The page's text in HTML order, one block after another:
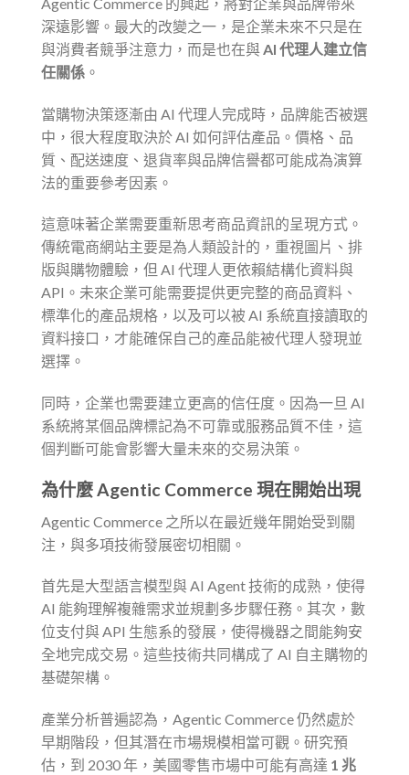
深遠影響。最大的改變之一，是企業未來不只是在
與消費者競爭注意力，而是也在與 AI 代理人建立信
任關係 。
當購物決策逐漸由 AI 代理人完成時，品牌能否被選
中，很大程度取決於 AI 如何評估產品。價格、品
質、配送速度、退貨率與品牌信譽都可能成為演算
法的重要參考因素。
這意味著企業需要重新思考商品資訊的呈現方式。
傳統電商網站主要是為人類設計的，重視圖片、排
版與購物體驗，但 AI 代理人更依賴結構化資料與
API。未來企業可能需要提供更完整的商品資料、
標準化的產品規格，以及可以被 AI 系統直接讀取的
資料接口，才能確保自己的產品能被代理人發現並
選擇。
同時，企業也需要建立更高的信任度。因為一旦 AI
系統將某個品牌標記為不可靠或服務品質不佳，這
個判斷可能會影響大量未來的交易決策。
為什麼 Agentic Commerce 現在開始出現
Agentic Commerce 之所以在最近幾年開始受到關
注，與多項技術發展密切相關。
首先是大型語言模型與 AI Agent 技術的成熟，使得
AI 能夠理解複雜需求並規劃多步驟任務。其次，數
位支付與 API 生態系的發展，使得機器之間能夠安
全地完成交易。這些技術共同構成了 AI 自主購物的
基礎架構。
產業分析普遍認為，Agentic Commerce 仍然處於
早期階段，但其潛在市場規模相當可觀。研究預
估，到 2030 年，美國零售市場中可能有高達 1 兆